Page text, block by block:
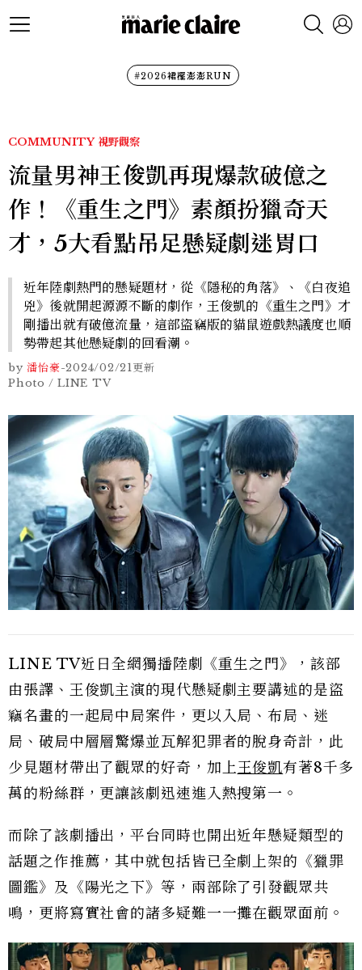
#2026裙襬澎澎RUN
COMMUNITY 視野觀察
流量男神王俊凱再現爆款破億之
作！《重生之門》素顏扮獵奇天
才，5大看點吊足懸疑劇迷胃口
近年陸劇熱門的懸疑題材，從《隱秘的角落》、《白夜追
兇》後就開起源源不斷的劇作，王俊凱的《重生之門》才
剛播出就有破億流量，這部盜竊版的貓鼠遊戲熱議度也順
勢帶起其他懸疑劇的回看潮。
by 潘怡豪-2024/02/21更新
Photo / LINE TV
LINE TV近日全網獨播陸劇《重生之門》，該部
由張譯、王俊凱主演的現代懸疑劇主要講述的是盜
竊名畫的一起局中局案件，更以入局、布局、迷
局、破局中層層驚爆並瓦解犯罪者的脫身奇計，此
少見題材帶出了觀眾的好奇，加上王俊凱有著8千多
萬的粉絲群，更讓該劇迅速進入熱搜第一。
而除了該劇播出，平台同時也開出近年懸疑類型的
話題之作推薦，其中就包括皆已全劇上架的《獵罪
圖鑑》及《陽光之下》等，兩部除了引發觀眾共
鳴，更將寫實社會的諸多疑難一一攤在觀眾面前。